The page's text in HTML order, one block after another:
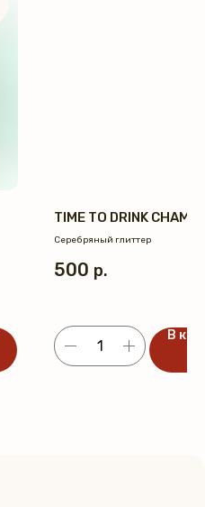
TIME TO DRINK
Серебряный глиттер
500 р.
В